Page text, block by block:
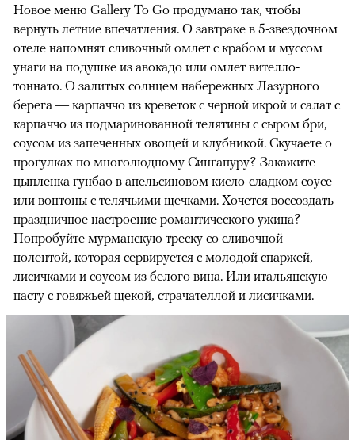
Новое меню Gallery To Go продумано так, чтобы
вернуть летние впечатления. О завтраке в 5-звездочном
отеле напомнят сливочный омлет с крабом и муссом
унаги на подушке из авокадо или омлет вителло-
тоннато. О залитых солнцем набережных Лазурного
берега — карпаччо из креветок с черной икрой и салат с
карпаччо из подмаринованной телятины с сыром бри,
соусом из запеченных овощей и клубникой. Скучаете о
прогулках по многолюдному Сингапуру? Закажите
цыпленка гунбао в апельсиновом кисло-сладком соусе
или вонтоны с телячьими щечками. Хочется воссоздать
праздничное настроение романтического ужина?
Попробуйте мурманскую треску со сливочной
полентой, которая сервируется с молодой спаржей,
лисичками и соусом из белого вина. Или итальянскую
пасту с говяжьей щекой, страчателлой и лисичками.